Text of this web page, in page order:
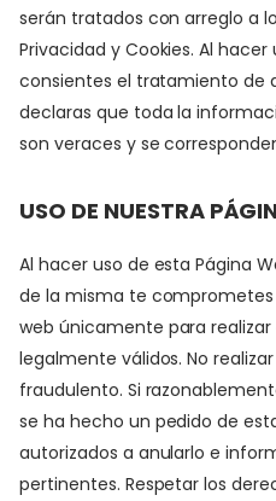
serán tratados con arreglo a
Privacidad y Cookies. Al
consientes el tratamiento de
declaras que toda la
son veraces y se
USO DE NUESTRA
Al hacer uso de esta Página
de la misma te comprometes
web únicamente para
legalmente válidos. No
fraudulento. Si
se ha hecho un pedido de
autorizados a anularlo e
pertinentes. Respetar los